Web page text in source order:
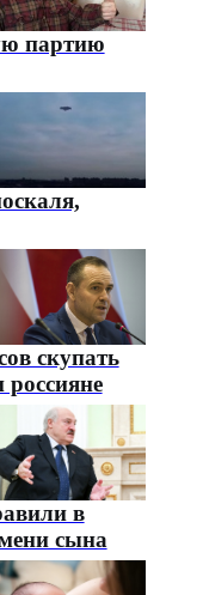
партию
скупать
россияне
в
сына